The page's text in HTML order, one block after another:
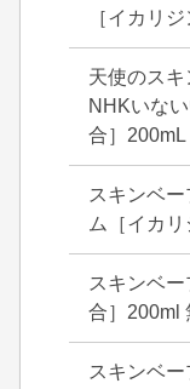
［イカリ
天使のス
NHKいな
合］200mL
スキンベ
ム［イカ
スキンベ
合］200ml
スキンベ